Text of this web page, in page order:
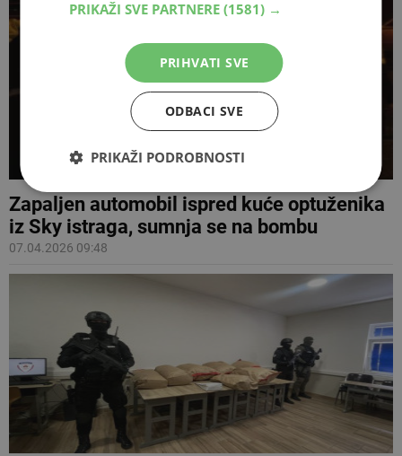
Zapaljen automobil ispred kuće optuženika
iz Sky istraga, sumnja se na bombu
07.04.2026 09:48
PRIKAŽI SVE PARTNERE (1581) →
PRIHVATI SVE
ODBACI SVE
PRIKAŽI PODROBNOSTI